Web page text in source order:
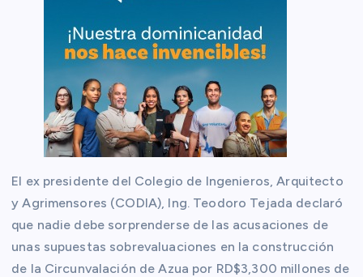
El ex presidente del Colegio de Ingenieros, Arquitecto
y Agrimensores (CODIA), Ing. Teodoro Tejada declaró
que nadie debe sorprenderse de las acusaciones de
unas supuestas sobrevaluaciones en la construcción
de la Circunvalación de Azua por RD$3,300 millones de